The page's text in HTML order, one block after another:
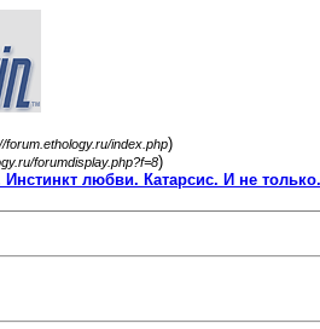
forum.ethology.ru/index.php)
forumdisplay.php?f=8)
любви. Катарсис. И не только.